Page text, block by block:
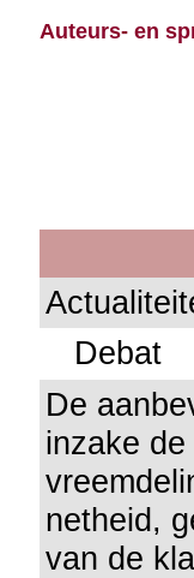
Auteurs- en
Debat
De
inzake
netheid,
van de